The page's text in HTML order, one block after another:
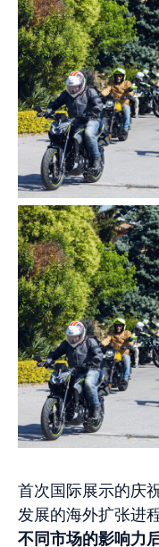
首次国际展示的庆
发展的海外扩张进
不同市场的影响力